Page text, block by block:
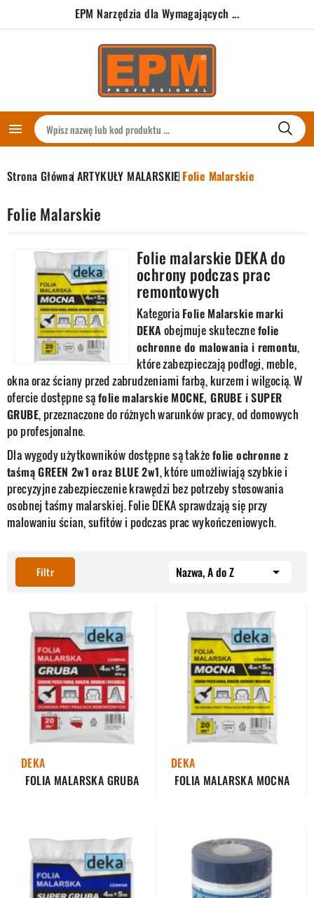
EPM Narzędzia dla Wymagających ...

Strona Główna ARTYKUŁY MALARSKIE Folie Malarskie
Folie Malarskie
Folie malarskie DEKA do
ochrony podczas prac
remontowych
Kategoria Folie Malarskie marki
DEKAobejmuje skutecznefolie
ochronne do malowania i remontu,
które zabezpieczają podłogi, meble,
okna oraz ściany przed zabrudzeniami farbą, kurzem i wilgocią. W
ofercie dostępne sąfolie malarskie MOCNE, GRUBE i SUPER
GRUBE, przeznaczone do różnych warunków pracy, od domowych
po profesjonalne.
Dla wygody użytkowników dostępne są takżefolie ochronne z
taśmą GREEN 2w1 oraz BLUE 2w1, które umożliwiają szybkie i
precyzyjne zabezpieczenie krawędzi bez potrzeby stosowania
osobnej taśmy malarskiej. Folie DEKA sprawdzają się przy
malowaniu ścian, sufitów i podczas prac wykończeniowych.
Filtr Nazwa, A do Z 
DEKA
FOLIA MALARSKA GRUBA
DEKA
FOLIA MALARSKA MOCNA